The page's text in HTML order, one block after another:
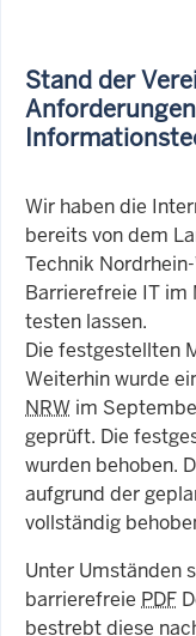
Stand der
Wir haben die
bereits von dem
Technik
Barrierefreie IT
testen lassen.
Die festgestellten
Weiterhin wurde
NRW im
geprüft. Die
wurden behoben.
aufgrund der
vollständig
Unter Umständen
barrierefreie PDF
bestrebt diese